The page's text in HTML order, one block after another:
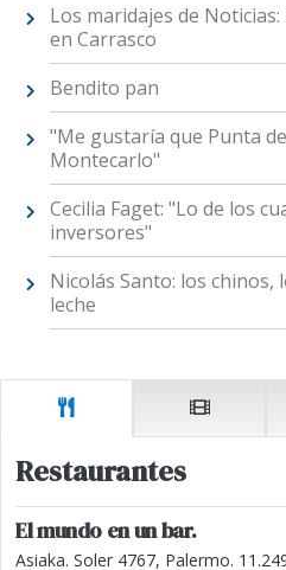
Los maridajes de
en Carrasco
Bendito pan
"Me gustaría que Punta
Montecarlo"
Cecilia Faget: "Lo de los
inversores"
Nicolás Santo: los chinos,
leche
Restaurantes
El mundo en un bar.
Asiaka. Soler 4767, Palermo.